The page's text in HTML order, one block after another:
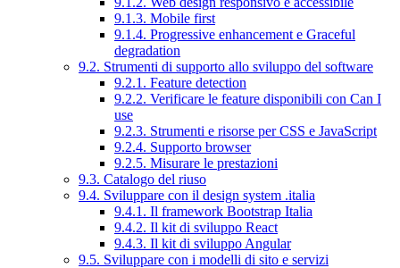
9.1.3. Mobile first
9.1.4. Progressive enhancement e Graceful
degradation
9.2. Strumenti di supporto allo sviluppo del software
9.2.1. Feature detection
9.2.2. Verificare le feature disponibili con Can I
use
9.2.3. Strumenti e risorse per CSS e JavaScript
9.2.4. Supporto browser
9.2.5. Misurare le prestazioni
9.3. Catalogo del riuso
9.4. Sviluppare con il design system .italia
9.4.1. Il framework Bootstrap Italia
9.4.2. Il kit di sviluppo React
9.4.3. Il kit di sviluppo Angular
9.5. Sviluppare con i modelli di sito e servizi